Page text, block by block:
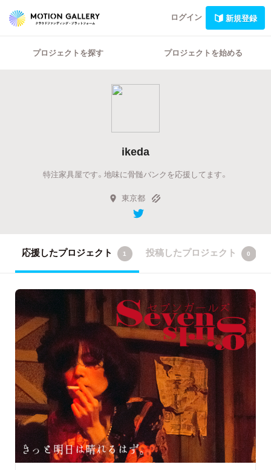
ログイン 新規登録
プロジェクトを探す プロジェクトを始める
ikeda
特注家具屋です。地味に骨髄バンクを応援してます。
東京都
応援したプロジェクト 1 投稿したプロジェクト 0